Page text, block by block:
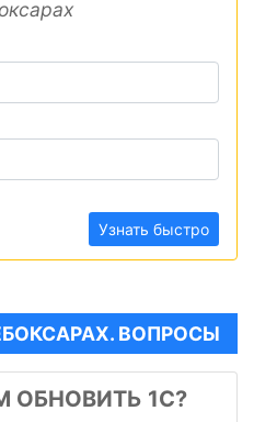
Узнать быстро
ВОПРОСЫ
ОБНОВИТЬ 1С?